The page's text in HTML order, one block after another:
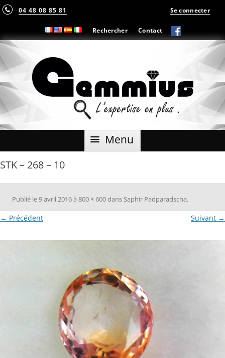
04 48 08 85 81
Rechercher Contact
Se connecter
Menu Aller
STK – 268 – 10
Publié le9 avril 2016à800 × 600dans Saphir Padparadscha.
← Précédent Suivant →